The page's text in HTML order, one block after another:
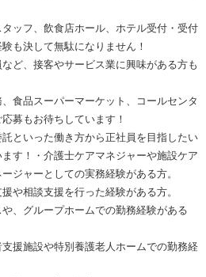
ッフ、飲食店ホール、ホテル受付・受付
も決して無駄になりません！
ど、接客やサービス業に興味がある方も
食品スーパーマーケット、コールセンタ
募もお待ちしています！
といった働き方から正社員を目指したい
す！・介護士ケアマネジャーや施設ケア
ジャーとしての実務経験がある方。
や相談支援を行った経験がある方。
、グループホームでの勤務経験がある
援施設や特別養護老人ホームでの勤務経